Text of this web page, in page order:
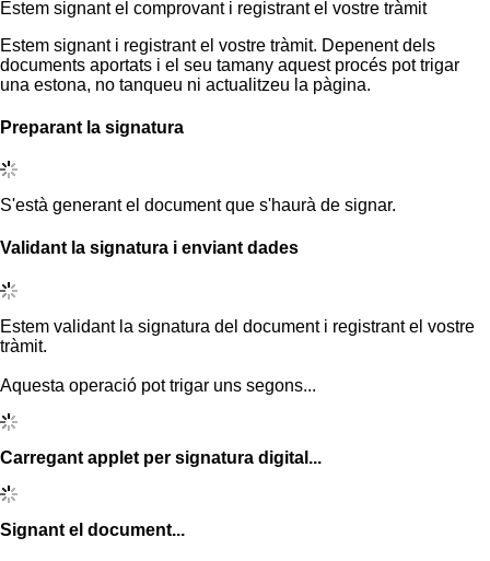
Estem signant el comprovant i registrant el vostre tràmit
Estem signant i registrant el vostre tràmit. Depenent dels
documents aportats i el seu tamany aquest procés pot trigar
una estona, no tanqueu ni actualitzeu la pàgina.
Preparant la signatura
S'està generant el document que s'haurà de signar.
Validant la signatura i enviant dades
Estem validant la signatura del document i registrant el vostre
tràmit.
Aquesta operació pot trigar uns segons...
Carregant applet per signatura digital...
Signant el document...